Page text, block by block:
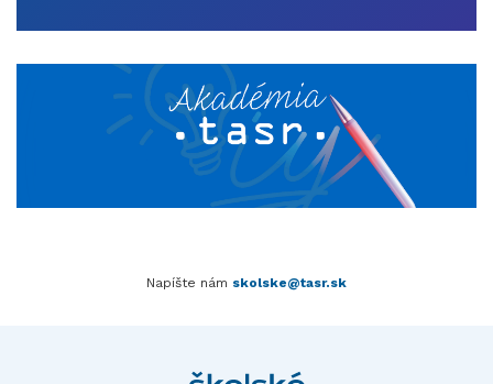
Napíšte nám skolske@tasr.sk